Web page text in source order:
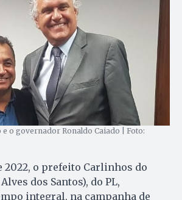
o governador Ronaldo Caiado | Foto:
2022, o prefeito Carlinhos do
dos Santos), do PL,
integral, na campanha de